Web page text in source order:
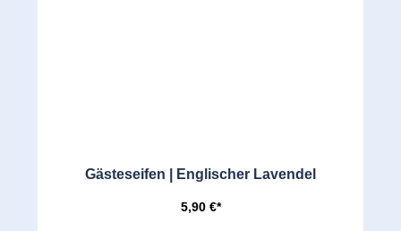
Gästeseifen | Englischer Lavendel
5,90 €*